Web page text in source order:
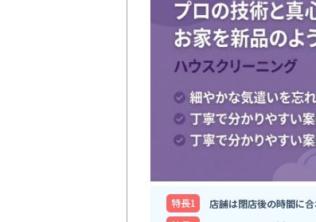
特⻑1
店舗は閉店後の時間に